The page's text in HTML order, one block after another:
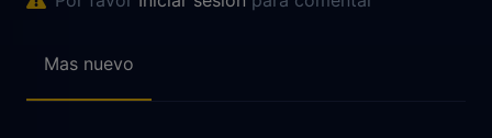
Mas nuevo